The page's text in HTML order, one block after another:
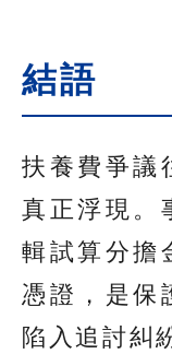
結語
扶養費爭議
真正浮現。
輯試算分擔
憑證，是保
陷入追討糾